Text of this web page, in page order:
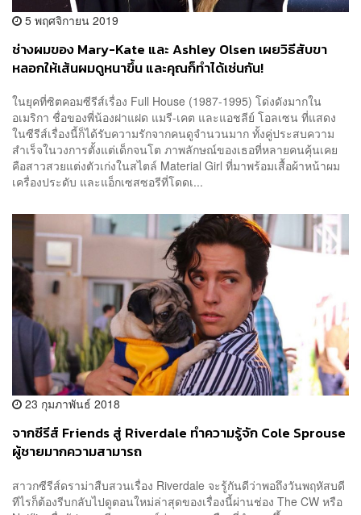
5 พฤศจิกายน 2019
ช่างผมของ Mary-Kate และ Ashley Olsen เผยวิธีสับขา
หลอกให้เส้นผมดูหนาขึ้น และคุณก็ทำได้เช่นกัน!
ในยุคที่ซิตคอมซีรีส์เรื่อง Full House (1987-1995) โด่งดังมากใน
อเมริกา ชื่อของพี่น้องฝาแฝด แมรี-เคต และแอชลีย์ โอลเซน ที่แสดง
ในซีรีส์เรื่องนี้ก็ได้รับความรักจากคนดูจำนวนมาก ทั้งคู่ประสบความ
สำเร็จในวงการตั้งแต่เด็กจนโต ภาพลักษณ์ของเธอที่หลายคนคุ้นเคย
คือสาวสวยแต่งตัวเก่งในสไตล์ Material Girl ที่มาพร้อมเสื้อผ้าหน้าผม
เครื่องประดับ และแอ็กเซสซอรีที่โดดเ...
23 กุมภาพันธ์ 2018
จากซีรีส์ Friends สู่ Riverdale ทำความรู้จัก Cole Sprouse
ผู้ชายมากความสามารถ
สาวกซีรีส์ดราม่าสืบสวนเรื่อง Riverdale จะรู้กันดีว่าพอถึงวันพฤหัสบดี
ทีไรก็ต้องรีบกลับไปดูตอนใหม่ล่าสุดของเรื่องนี้ผ่านช่อง The CW หรือ